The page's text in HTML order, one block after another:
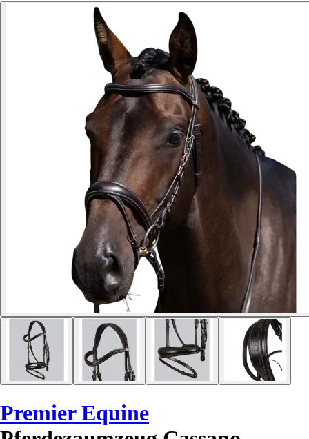
Premier Equine